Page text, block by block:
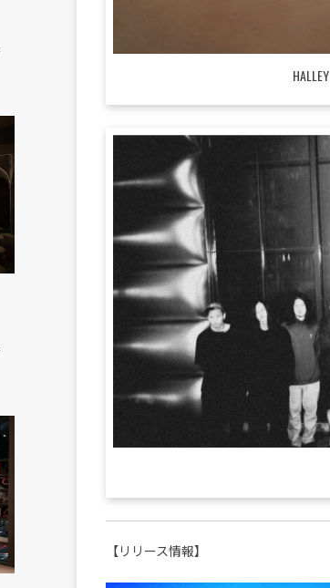
HALLEY
【リリース情報】